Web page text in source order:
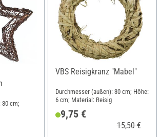
30 cm;
VBS Reisigkranz "Mabel"
Durchmesser (außen): 30 cm; Höhe:
6 cm; Material: Reisig
9,75 €
15,50 €